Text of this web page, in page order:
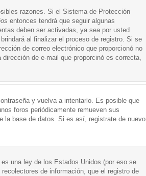
razones. Si el Sistema de Protección
entonces tendrá que seguir algunas
deben ser activadas, ya sea por usted
al finalizar el proceso de registro. Si se
de correo electrónico que proporcionó no
de e-mail que proporcinó es correcta,
y vuelva a intentarlo. Es posible que
foros periódicamente remueven sus
la base de datos. Si es así, registrate de nuevo
una ley de los Estados Unidos (por eso se
de información, que el registro de